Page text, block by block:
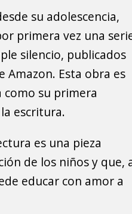
su adolescencia,
primera vez una
silencio, publicados
Esta obra es
su primera
escritura.
es una pieza
de los niños y que,
educar con amor a